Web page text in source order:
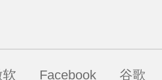
Facebook 谷歌